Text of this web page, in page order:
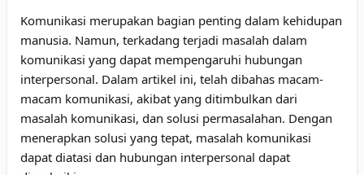
Komunikasi merupakan bagian penting dalam kehidupan
manusia. Namun, terkadang terjadi masalah dalam
komunikasi yang dapat mempengaruhi hubungan
interpersonal. Dalam artikel ini, telah dibahas macam-
macam komunikasi, akibat yang ditimbulkan dari
masalah komunikasi, dan solusi permasalahan. Dengan
menerapkan solusi yang tepat, masalah komunikasi
dapat diatasi dan hubungan interpersonal dapat